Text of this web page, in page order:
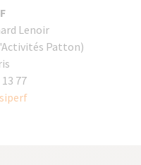
Lenoir
Patton)
13 77